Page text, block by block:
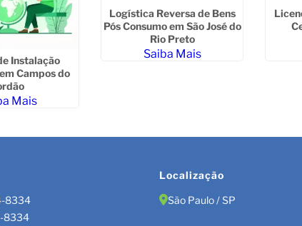
Instalação
Campos do
Mais
Logística Reversa de Bens
Pós Consumo em São José do
Rio Preto
Saiba Mais
8334
8334
Localização
São Paulo / SP